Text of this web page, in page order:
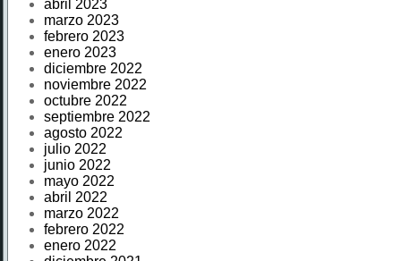
abril 2023
marzo 2023
febrero 2023
enero 2023
diciembre 2022
noviembre 2022
octubre 2022
septiembre 2022
agosto 2022
julio 2022
junio 2022
mayo 2022
abril 2022
marzo 2022
febrero 2022
enero 2022